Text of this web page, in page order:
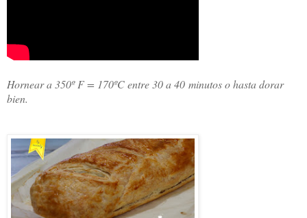
Hornear a 350º F = 170ºC entre 30 a 40 minutos o hasta dorar
bien.